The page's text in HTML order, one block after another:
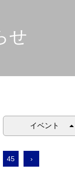
吹田市スポーツ施設
せ
イベント
45 ›